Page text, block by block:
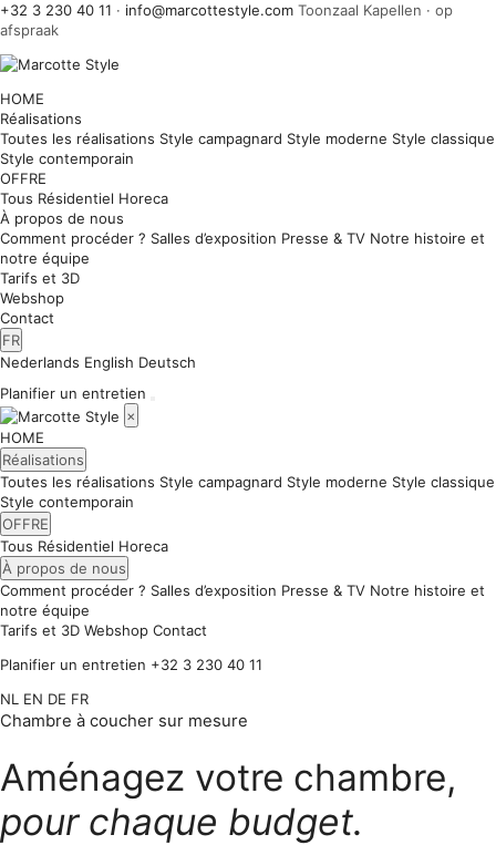
+32 3 230 40 11 · info@marcottestyle.com Toonzaal Kapellen · op
afspraak
HOME
Réalisations
Toutes les réalisations Style campagnard Style moderne Style classique
Style contemporain
OFFRE
Tous Résidentiel Horeca
À propos de nous
Comment procéder ? Salles d’exposition Presse & TV Notre histoire et
notre équipe
Tarifs et 3D
Webshop
Contact
FR
Nederlands English Deutsch
Planifier un entretien
×
HOME
Réalisations
Toutes les réalisations Style campagnard Style moderne Style classique
Style contemporain
OFFRE
Tous Résidentiel Horeca
À propos de nous
Comment procéder ? Salles d’exposition Presse & TV Notre histoire et
notre équipe
Tarifs et 3D Webshop Contact
Planifier un entretien +32 3 230 40 11
NL EN DE FR
Chambre à coucher sur mesure
Aménagez votre chambre,
pour chaque budget.